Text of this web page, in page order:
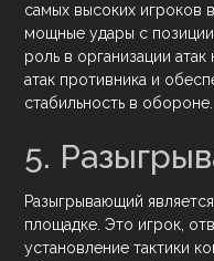
самых высоких игроков
мощные удары с
роль в организации
атак противника и
стабильность в обороне.
5.
Разыгрывающий
площадке. Это игрок,
установление тактики